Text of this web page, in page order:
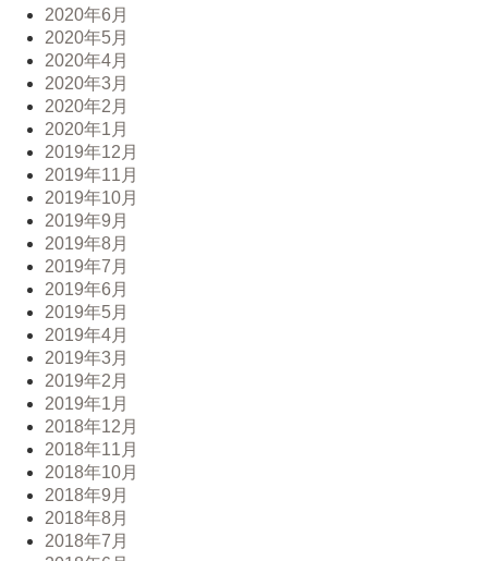
2020年6月
2020年5月
2020年4月
2020年3月
2020年2月
2020年1月
2019年12月
2019年11月
2019年10月
2019年9月
2019年8月
2019年7月
2019年6月
2019年5月
2019年4月
2019年3月
2019年2月
2019年1月
2018年12月
2018年11月
2018年10月
2018年9月
2018年8月
2018年7月